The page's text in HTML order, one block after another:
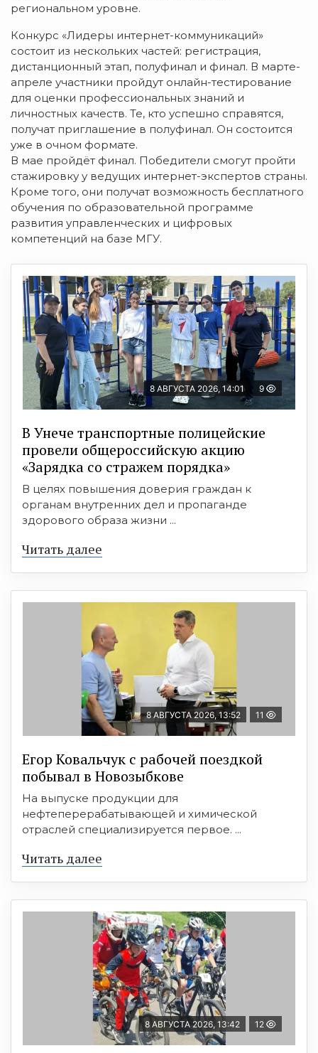
региональном уровне.
Конкурс «Лидеры интернет-коммуникаций»
состоит из нескольких частей: регистрация,
дистанционный этап, полуфинал и финал. В марте-
апреле участники пройдут онлайн-тестирование
для оценки профессиональных знаний и
личностных качеств. Те, кто успешно справятся,
получат приглашение в полуфинал. Он состоится
уже в очном формате.
В мае пройдёт финал. Победители смогут пройти
стажировку у ведущих интернет-экспертов страны.
Кроме того, они получат возможность бесплатного
обучения по образовательной программе
развития управленческих и цифровых
компетенций на базе МГУ.
8 АВГУСТА 2026, 14:01 9
В Унече транспортные полицейские
провели общероссийскую акцию
«Зарядка со стражем порядка»
В целях повышения доверия граждан к
органам внутренних дел и пропаганде
здорового образа жизни ...
Читать далее
8 АВГУСТА 2026, 13:52 11
Егор Ковальчук с рабочей поездкой
побывал в Новозыбкове
На выпуске продукции для
нефтеперерабатывающей и химической
отраслей специализируется первое. ...
Читать далее
8 АВГУСТА 2026, 13:42 12